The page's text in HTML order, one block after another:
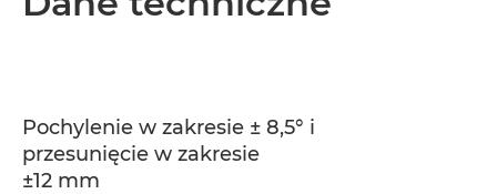
Pochylenie w zakresie ± 8,5° i
przesunięcie w zakresie
±12 mm